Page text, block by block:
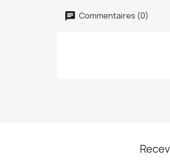
Commentaires (0)